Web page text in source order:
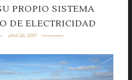
PROPIO SISTEMA
DE ELECTRICIDAD
abril 26, 2017